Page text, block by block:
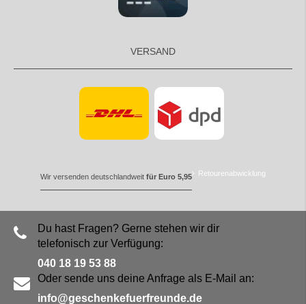
VERSAND
Wir versenden deutschlandweit für Euro 5,95 Retourenabwicklung
Du hast Fragen? Gerne stehen wir dir
telefonisch zur Verfügung:
040 18 19 53 88
Oder sende uns deine Anfrage als E-Mail an:
info@geschenkefuerfreunde.de